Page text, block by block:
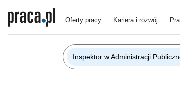
Oferty pracy Kariera i rozwój
Inspektor w Administracji